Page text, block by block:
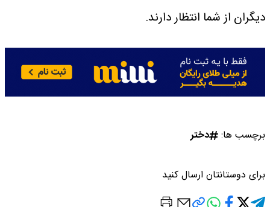
دیگران از شما انتظار دارند.
برچسب ها: دختر
برای دوستانتان ارسال کنید